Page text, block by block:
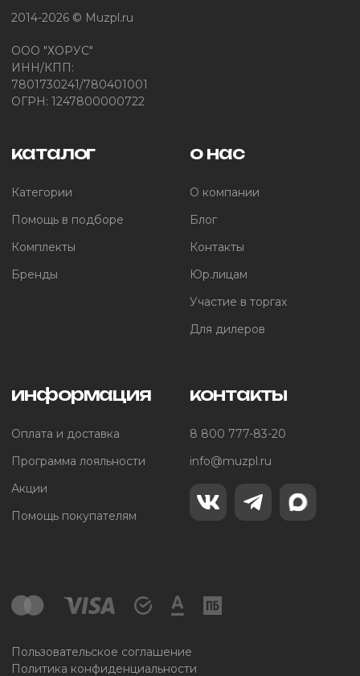
2014-2026 © Muzpl.ru
ООО "ХОРУС"
ИНН/КПП:
7801730241/780401001
ОГРН: 1247800000722
каталог
Категории
Помощь в подборе
Комплекты
Бренды
о нас
О компании
Блог
Контакты
Юр.лицам
Участие в торгах
Для дилеров
информация
Оплата и доставка
Программа лояльности
Акции
Помощь покупателям
контакты
8 800 777-83-20
info@muzpl.ru
Пользовательское соглашение
Политика конфиденциальности